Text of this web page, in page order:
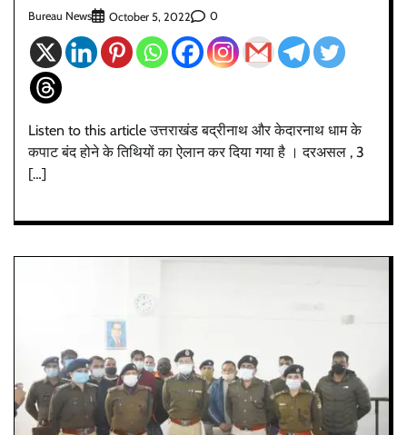
Bureau News October 5, 2022 0
Listen to this article उत्तराखंड बद्रीनाथ और केदारनाथ धाम के
कपाट बंद होने के तिथियों का ऐलान कर दिया गया है । दरअसल , 3
[…]